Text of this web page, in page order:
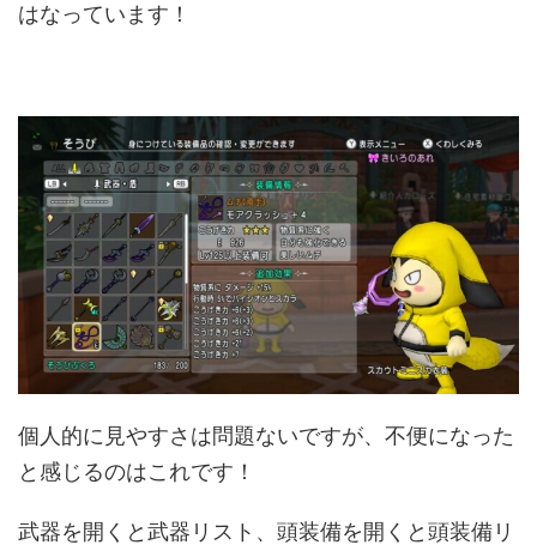
はなっています！
個人的に見やすさは問題ないですが、不便になった
と感じるのはこれです！
武器を開くと武器リスト、頭装備を開くと頭装備リ